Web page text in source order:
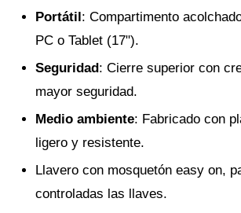
Portátil: Compartimento
PC o Tablet (17").
Seguridad: Cierre superior con
mayor seguridad.
Medio ambiente: Fabricado con
ligero y resistente.
Llavero con mosquetón easy on,
controladas las llaves.